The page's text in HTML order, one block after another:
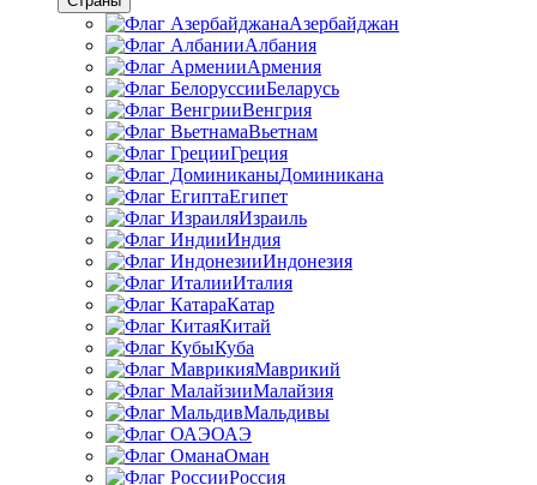
Азербайджан
Албания
Армения
Беларусь
Венгрия
Вьетнам
Греция
Доминикана
Египет
Израиль
Индия
Индонезия
Италия
Катар
Китай
Куба
Маврикий
Малайзия
Мальдивы
ОАЭ
Оман
Россия